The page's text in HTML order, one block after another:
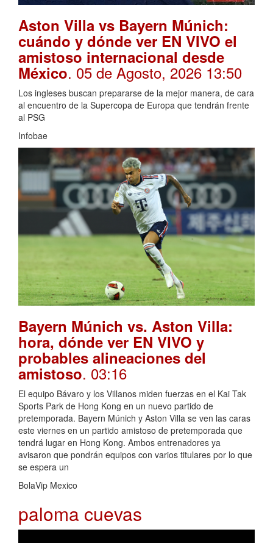
Aston Villa vs Bayern Múnich:
cuándo y dónde ver EN VIVO el
amistoso internacional desde
México. 05 de Agosto, 2026 13:50
Los ingleses buscan prepararse de la mejor manera, de cara
al encuentro de la Supercopa de Europa que tendrán frente
al PSG
Infobae
Bayern Múnich vs. Aston Villa:
hora, dónde ver EN VIVO y
probables alineaciones del
amistoso. 03:16
El equipo Bávaro y los Villanos miden fuerzas en el Kai Tak
Sports Park de Hong Kong en un nuevo partido de
pretemporada. Bayern Múnich y Aston Villa se ven las caras
este viernes en un partido amistoso de pretemporada que
tendrá lugar en Hong Kong. Ambos entrenadores ya
avisaron que pondrán equipos con varios titulares por lo que
se espera un
BolaVip Mexico
paloma cuevas